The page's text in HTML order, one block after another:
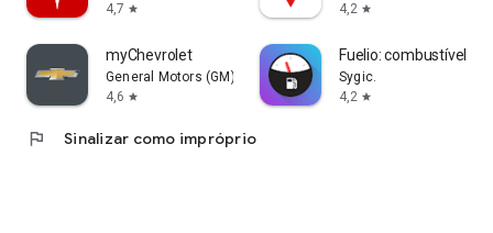
4,7 star
4,2 star
myChevrolet
General Motors (GM)
4,6 star
Fuelio: combustível e
Sygic.
4,2 star
flag Sinalizar como impróprio